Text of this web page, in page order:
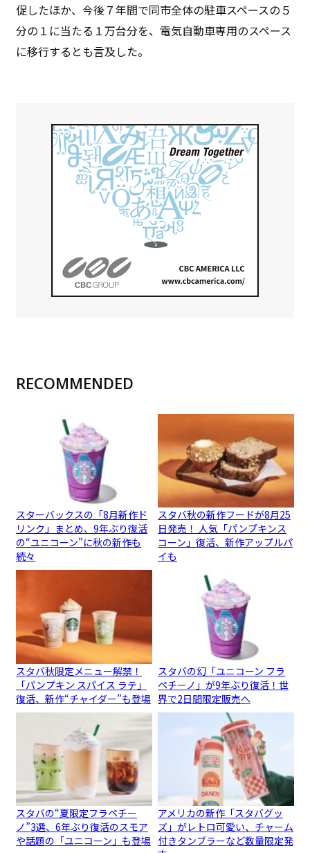
促したほか、今後７年間で同市全体の駐車スペースの５
分の１に当たる１万台分を、電気自動車専用のスペース
に移行するとも言及した。
RECOMMENDED
スターバックスの「8月新作ド
リンク」まとめ、9年ぶり復活
の“ユニコーン”に秋の新作も
続々
スタバ秋の新作フードが8月25
日発売！ 人気「パンプキンス
コーン」復活、新作アップルパ
イも
スタバ秋限定メニュー解禁！
「パンプキン スパイス ラテ」
復活、新作“チャイダー”も登場
スタバの幻「ユニコーン フラ
ペチーノ」が9年ぶり復活！世
界で2日間限定販売へ
スタバの“夏限定フラペチー
ノ”3選、6年ぶり復活のスモア
や話題の「ユニコーン」も登場
アメリカの新作「スタバグッ
ズ」がレトロ可愛い、チャーム
付きタンブラーなど数量限定発